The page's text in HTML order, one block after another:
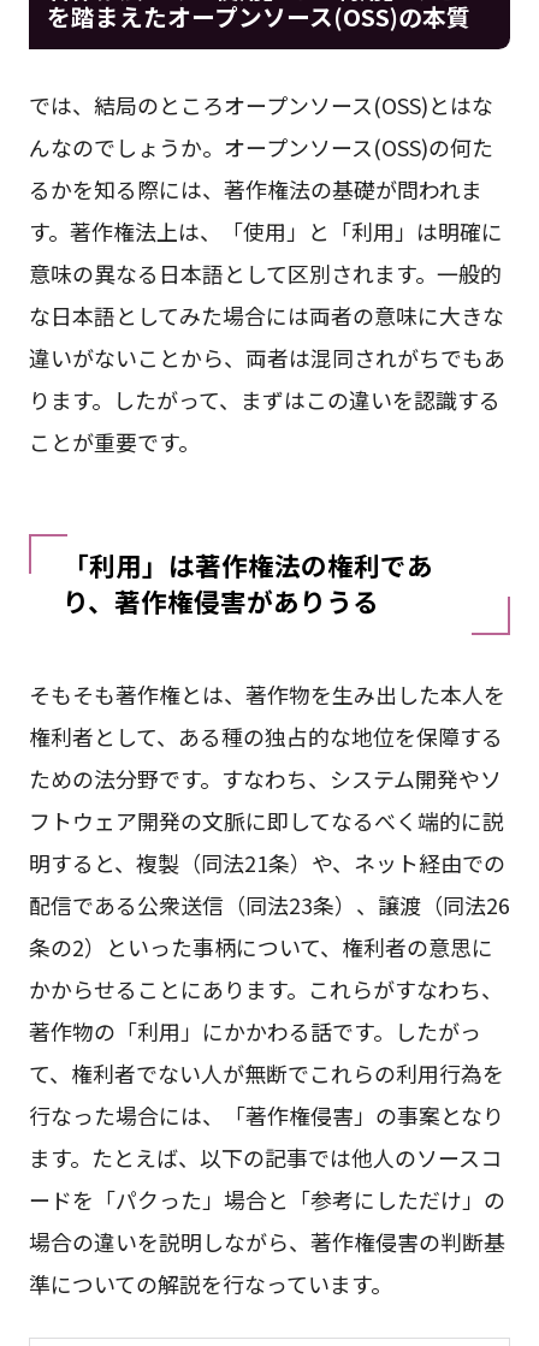
を踏まえたオープンソース(OSS)の本質
では、結局のところオープンソース(OSS)とはな
んなのでしょうか。オープンソース(OSS)の何た
るかを知る際には、著作権法の基礎が問われま
す。著作権法上は、「使用」と「利用」は明確に
意味の異なる日本語として区別されます。一般的
な日本語としてみた場合には両者の意味に大きな
違いがないことから、両者は混同されがちでもあ
ります。したがって、まずはこの違いを認識する
ことが重要です。
「利用」は著作権法の権利であ
り、著作権侵害がありうる
そもそも著作権とは、著作物を生み出した本人を
権利者として、ある種の独占的な地位を保障する
ための法分野です。すなわち、システム開発やソ
フトウェア開発の文脈に即してなるべく端的に説
明すると、複製（同法21条）や、ネット経由での
配信である公衆送信（同法23条）、譲渡（同法26
条の2）といった事柄について、権利者の意思に
かからせることにあります。これらがすなわち、
著作物の「利用」にかかわる話です。したがっ
て、権利者でない人が無断でこれらの利用行為を
行なった場合には、「著作権侵害」の事案となり
ます。たとえば、以下の記事では他人のソースコ
ードを「パクった」場合と「参考にしただけ」の
場合の違いを説明しながら、著作権侵害の判断基
準についての解説を行なっています。